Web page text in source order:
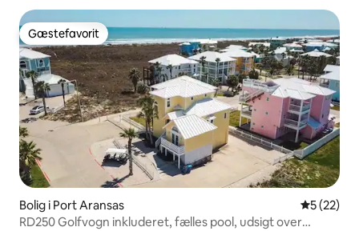
Gæstefavorit
Gæstefavorit
Bolig i Port Aransas 5 ud af 5 i
5 (22)
RD250 Golfvogn inkluderet, fælles pool, udsigt over